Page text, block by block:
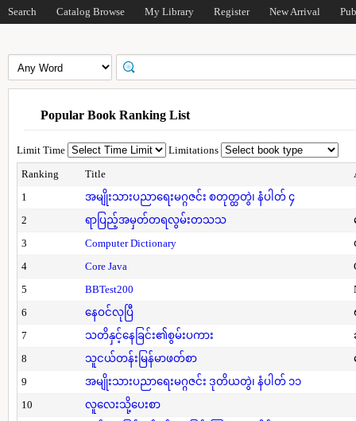
Search Catalog Browse My Library Register New Arrival
Popular Book Ranking List
Limit Time
Limitations
Ranking
Title
1
အမျိုးသားပညာရေးမဂ္ဂဇင်း စတုတ္ထတွဲ၊ နံပါတ် ၄
2
ရာပြည့်အမှတ်တရလွမ်းတသသ
3
Computer Dictionary
4
Core Java
5
BBTest200
6
နေဝင်လုပြီ
7
သတိနှင့်နေခြင်း၏စွမ်းပကား
8
သူငယ်တန်းမြန်မာဖတ်စာ
9
အမျိုးသားပညာရေးမဂ္ဂဇင်း ဒုတိယတွဲ၊ နံပါတ် ၁၁
10
လူလေးသို့ပေးစာ